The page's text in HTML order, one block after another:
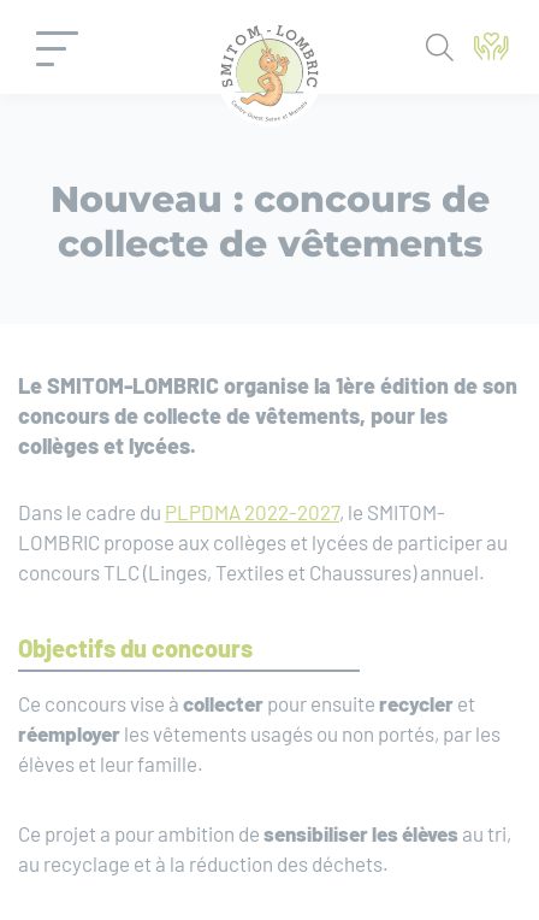
Nouveau : concours de
collecte de vêtements
Le SMITOM-LOMBRIC organise la 1ère édition de son
concours de collecte de vêtements, pour les
collèges et lycées.
Dans le cadre du PLPDMA 2022-2027, le SMITOM-
LOMBRIC propose aux collèges et lycées de participer au
concours TLC (Linges, Textiles et Chaussures) annuel.
Objectifs du concours
Ce concours vise à collecter pour ensuite recycler et
réemployer les vêtements usagés ou non portés, par les
élèves et leur famille.
Ce projet a pour ambition de sensibiliser les élèves au tri,
au recyclage et à la réduction des déchets.